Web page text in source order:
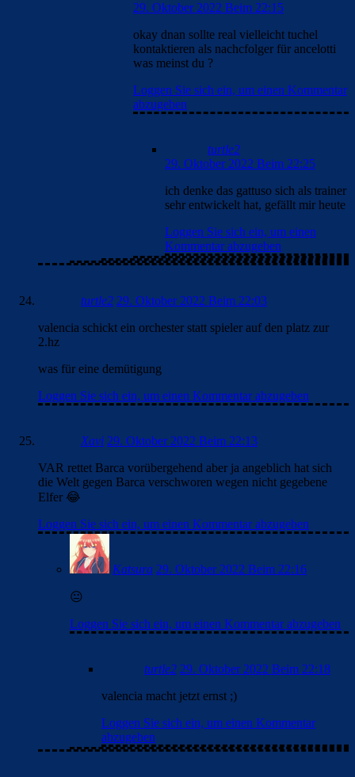
29. Oktober 2022 Beim 22:15
okay dnan sollte real vielleicht tuchel
kontaktieren als nachcfolger für ancelotti
was meinst du ?
Loggen Sie sich ein, um einen Kommentar
abzugeben
turtle2
29. Oktober 2022 Beim 22:25
ich denke das gattuso sich als trainer
sehr entwickelt hat, gefällt mir heute
Loggen Sie sich ein, um einen
Kommentar abzugeben
turtle2 29. Oktober 2022 Beim 22:03
valencia schickt ein orchester statt spieler auf den platz zur
2.hz
was für eine demütigung
Loggen Sie sich ein, um einen Kommentar abzugeben
Xavi 29. Oktober 2022 Beim 22:13
VAR rettet Barca vorübergehend aber ja angeblich hat sich
die Welt gegen Barca verschworen wegen nicht gegebene
Elfer 😂
Loggen Sie sich ein, um einen Kommentar abzugeben
Katsura 29. Oktober 2022 Beim 22:16
😐
Loggen Sie sich ein, um einen Kommentar abzugeben
turtle2 29. Oktober 2022 Beim 22:18
valencia macht jetzt ernst ;)
Loggen Sie sich ein, um einen Kommentar
abzugeben